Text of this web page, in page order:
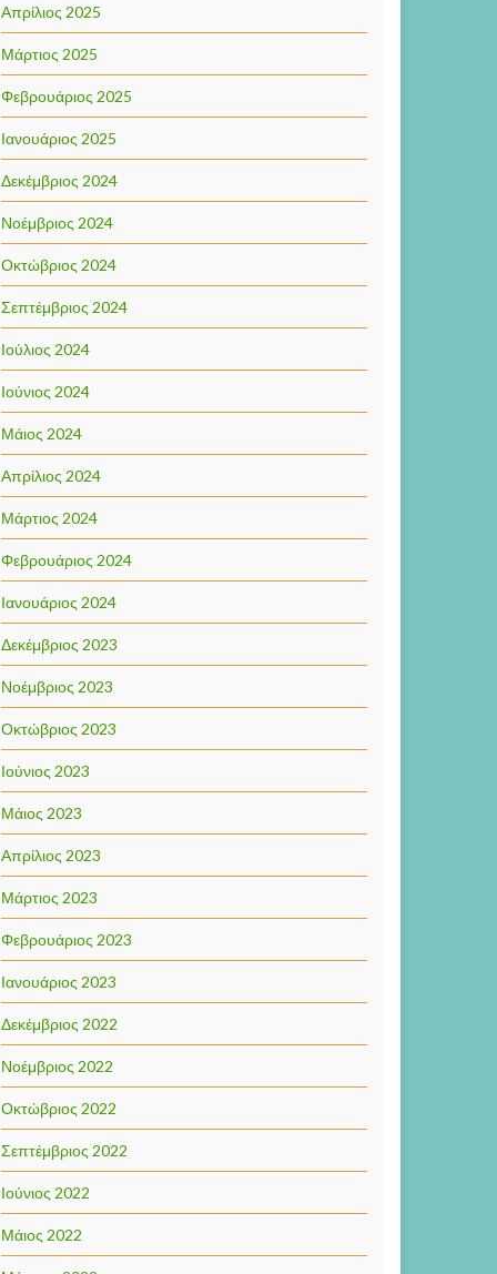
Απρίλιος 2025
Μάρτιος 2025
Φεβρουάριος 2025
Ιανουάριος 2025
Δεκέμβριος 2024
Νοέμβριος 2024
Οκτώβριος 2024
Σεπτέμβριος 2024
Ιούλιος 2024
Ιούνιος 2024
Μάιος 2024
Απρίλιος 2024
Μάρτιος 2024
Φεβρουάριος 2024
Ιανουάριος 2024
Δεκέμβριος 2023
Νοέμβριος 2023
Οκτώβριος 2023
Ιούνιος 2023
Μάιος 2023
Απρίλιος 2023
Μάρτιος 2023
Φεβρουάριος 2023
Ιανουάριος 2023
Δεκέμβριος 2022
Νοέμβριος 2022
Οκτώβριος 2022
Σεπτέμβριος 2022
Ιούνιος 2022
Μάιος 2022